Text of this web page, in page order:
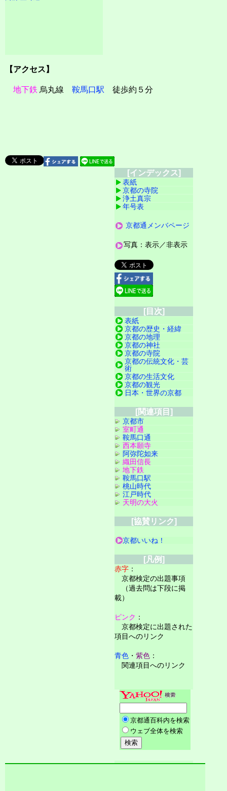
【アクセス】
地下鉄 烏丸線 鞍馬口駅 徒歩約５分
[インデックス]
表紙
京都の寺院
浄土真宗
年号表
京都通メンバページ
写真：表示／非表示
[目次]
表紙
京都の歴史・経緯
京都の地理
京都の神社
京都の寺院
京都の伝統文化・芸
術
京都の生活文化
京都の観光
日本・世界の京都
[関連項目]
京都市
室町通
鞍馬口通
西本願寺
阿弥陀如来
織田信長
地下鉄
鞍馬口駅
桃山時代
江戸時代
天明の大火
[協賛リンク]
京都いいね！
[凡例]
赤字 ：
京都検定の出題事項
（過去問は下段に掲
載）
ピンク ：
京都検定に出題された
項目へのリンク
青色 ・ 紫色 ：
関連項目へのリンク